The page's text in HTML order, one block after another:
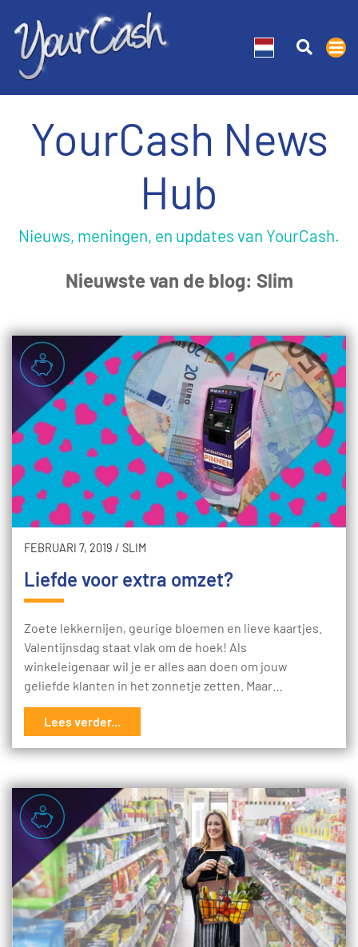
YourCash News
Hub
Nieuws, meningen, en updates van YourCash.
Nieuwste van de blog: Slim
FEBRUARI 7, 2019 / SLIM
Liefde voor extra omzet?
Zoete lekkernijen, geurige bloemen en lieve kaartjes.
Valentijnsdag staat vlak om de hoek! Als
winkeleigenaar wil je er alles aan doen om jouw
geliefde klanten in het zonnetje zetten. Maar…
Lees verder...